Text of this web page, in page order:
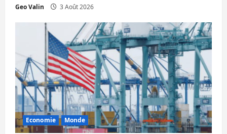
Geo Valin 3 Août 2026
Economie Monde